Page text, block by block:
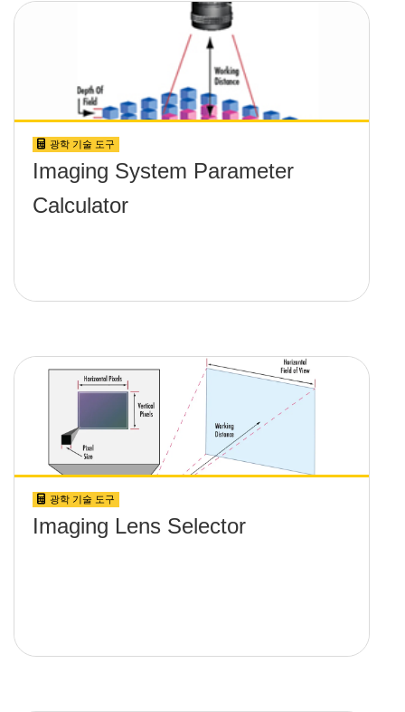
광학 기술 도구
Imaging System Parameter
Calculator
광학 기술 도구
Imaging Lens Selector